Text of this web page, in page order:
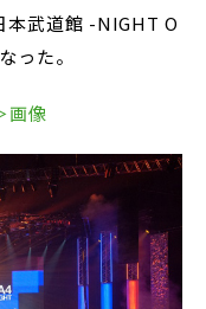
本武道館 -NIGHT O
った。
画像